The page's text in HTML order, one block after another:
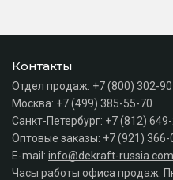
Контакты
Отдел продаж: +7 (800) 302-
Москва: +7 (499) 385-55-70
Санкт-Петербург: +7 (812)
Оптовые заказы: +7 (921) 366-
E-mail: info@dekraft-russia.com
Часы работы офиса продаж: